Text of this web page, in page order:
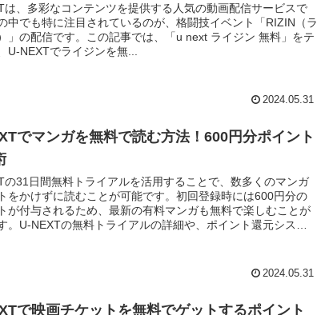
は、多彩なコンテンツを提供する人気の動画配信サービスで
中でも特に注目されているのが、格闘技イベント「RIZIN（ラ
」の配信です。この記事では、「u next ライジン 無料」をテ
U-NEXTでライジンを無...
2024.05.31
でマンガを無料で読む方法！600円分ポイント
の31日間無料トライアルを活用することで、数多くのマンガ
をかけずに読むことが可能です。初回登録時には600円分の
が付与されるため、最新の有料マンガも無料で楽しむことが
。U-NEXTの無料トライアルの詳細や、ポイント還元システ
2024.05.31
で映画チケットを無料でゲットするポイント